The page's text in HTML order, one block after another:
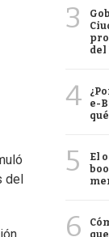
3
del
4
e-
5
El
6